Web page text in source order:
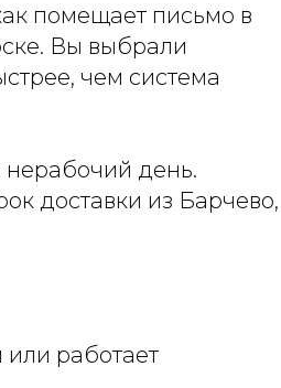
помещает письмо в
Вы выбрали
чем система
нерабочий день.
доставки из Барчево,
работает